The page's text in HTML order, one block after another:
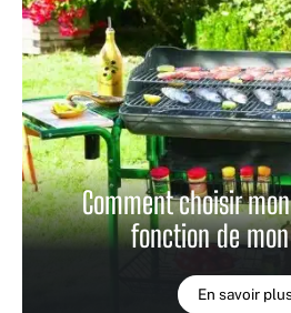
Comment choisir
fonction de
En savoir